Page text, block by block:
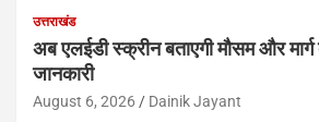
उत्तराखंड
अब एलईडी स्क्रीन बताएगी मौसम और
जानकारी
August 6, 2026 Dainik Jayant